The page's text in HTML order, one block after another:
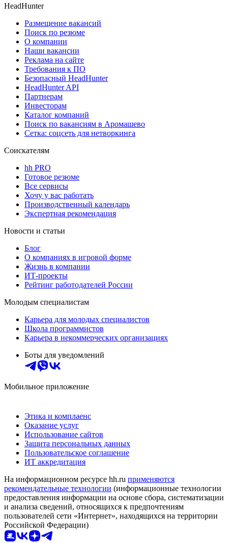
HeadHunter
Размещение вакансий
Поиск по резюме
О компании
Наши вакансии
Реклама на сайте
Требования к ПО
Безопасный HeadHunter
HeadHunter API
Партнерам
Инвесторам
Каталог компаний
Поиск по вакансиям в Аромашево
Сетка: соцсеть для нетворкинга
Соискателям
hh PRO
Готовое резюме
Все сервисы
Хочу у вас работать
Производственный календарь
Экспертная рекомендация
Новости и статьи
Блог
О компаниях в игровой форме
Жизнь в компании
ИТ-проекты
Рейтинг работодателей России
Молодым специалистам
Карьера для молодых специалистов
Школа программистов
Карьера в некоммерческих организациях
Боты для уведомлений
Мобильное приложение
Этика и комплаенс
Оказание услуг
Использование сайтов
Защита персональных данных
Пользовательское соглашение
ИТ аккредитация
На информационном ресурсе hh.ru применяются
рекомендательные технологии (информационные технологии
предоставления информации на основе сбора, систематизации
и анализа сведений, относящихся к предпочтениям
пользователей сети «Интернет», находящихся на территории
Российской Федерации)